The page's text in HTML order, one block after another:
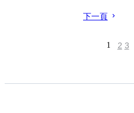
下一頁
1 2 3